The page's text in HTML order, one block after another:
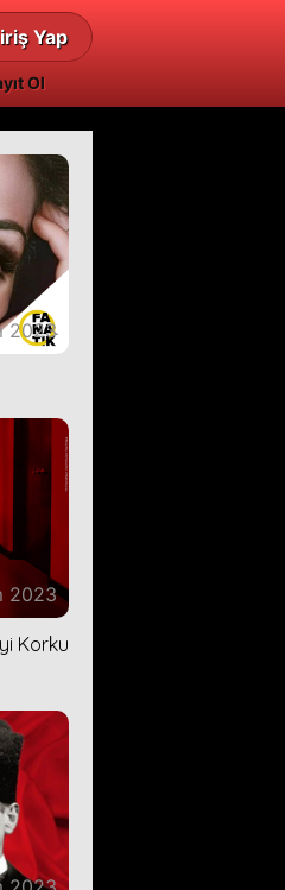
Yap
Ol
2023
2023
Korku